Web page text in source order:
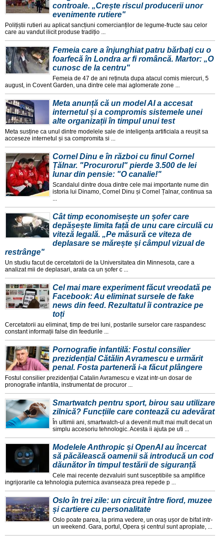
controale. „Crește riscul producerii unor
evenimente rutiere"
Polițiștii rutieri au aplicat sancțiuni comercianților de legume-fructe sau celor
care au vandut ilicit produse tradițio ...
Femeia care a înjunghiat patru bărbați cu o
foarfecă în Londra ar fi româncă. Martor: „O
cunosc de la centru"
Femeia de 47 de ani reținuta dupa atacul comis miercuri, 5
august, in Covent Garden, una dintre cele mai aglomerate zone ...
Meta anunță că un model AI a accesat
internetul și a compromis sistemele unei
alte organizații în timpul unui test
Meta susține ca unul dintre modelele sale de inteligența artificiala a reușit sa
acceseze internetul și sa compromita si ...
Cornel Dinu e în război cu finul Cornel
Țălnar. "Procurorul" pierde 3.500 de lei
lunar din pensie: "O canalie!"
Scandalul dintre doua dintre cele mai importante nume din
istoria lui Dinamo, Cornel Dinu și Cornel Țalnar, continua sa
...
Cât timp economisește un șofer care
depășește limita față de unu care circulă cu
viteză legală. „Pe măsură ce viteza de
deplasare se mărește și câmpul vizual de
restrânge"
Un studiu facut de cercetatorii de la Universitatea din Minnesota, care a
analizat mii de deplasari, arata ca un șofer c ...
Cel mai mare experiment făcut vreodată pe
Facebook: Au eliminat sursele de fake
news din feed. Rezultatul îi contrazice pe
toți
Cercetatorii au eliminat, timp de trei luni, postarile surselor care raspandesc
constant informații false din feedurile ...
Pornografie infantilă: Fostul consilier
prezidențial Cătălin Avramescu e urmărit
penal. Fosta parteneră i-a făcut plângere
Fostul consilier prezidențial Catalin Avramescu e vizat intr-un dosar de
pronografie infantila, instrumentat de procuror ...
Smartwatch pentru sport, birou sau utilizare
zilnică? Funcțiile care contează cu adevărat
În ultimii ani, smartwatch-ul a devenit mult mai mult decat un
simplu accesoriu tehnologic. Acesta ii ajuta pe uti ...
Modelele Anthropic și OpenAI au încercat
să păcălească oamenii să introducă un cod
dăunător în timpul testării de siguranță
Cele mai recente dezvaluiri sunt susceptibile sa amplifice
ingrijorarile ca tehnologia puternica avanseaza prea repede p ...
Oslo în trei zile: un circuit între fiord, muzee
și cartiere cu personalitate
Oslo poate parea, la prima vedere, un oraș ușor de bifat intr-
un weekend. Gara, portul, Opera și centrul sunt apropiate, ...